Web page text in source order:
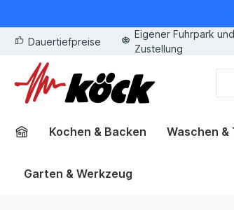
Dauertiefpreise
Eigener Fuhrpark und
Zustellung
Kochen & Backen Waschen &
Garten & Werkzeug